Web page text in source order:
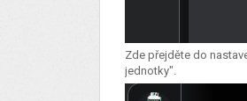
Zde přejděte do
jednotky".